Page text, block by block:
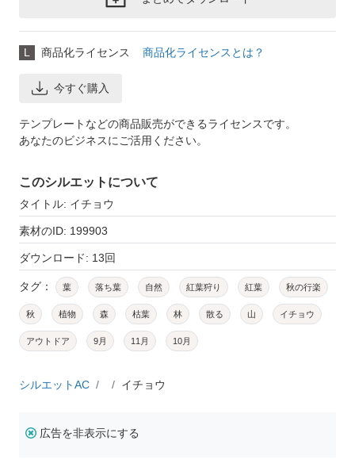
L 商品化ライセンス 商品化ライセンスとは？
今すぐ購入
テンプレートなどの商品販売ができるライセンスです。
あなたのビジネスにご活用ください。
このシルエットについて
タイトル: イチョウ
素材のID: 199903
ダウンロード: 13回
タグ： 葉 落ち葉 自然 紅葉狩り 紅葉 秋の行楽
秋 植物 森 枯葉 林 散る 山 イチョウ
アウトドア 9月 11月 10月
シルエットAC イチョウ
広告を非表示にする